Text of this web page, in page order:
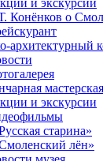
и экскурсии
Конёнков о
архитектурный
и экскурсии
старина»
лён»